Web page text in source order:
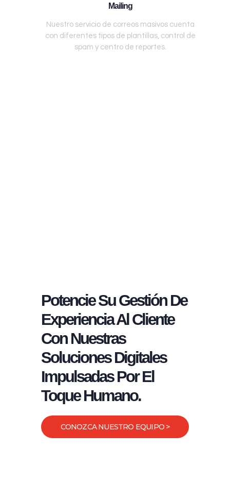
Mailing
Nuestro servicio de correos masivos cuenta
con diferentes tipos de plantillas, control de
spam y centro de reportes.
Potencie Su Gestión De
Experiencia Al Cliente
Con Nuestras
Soluciones Digitales
Impulsadas Por El
Toque Humano.
CONOZCA NUESTRO EQUIPO >